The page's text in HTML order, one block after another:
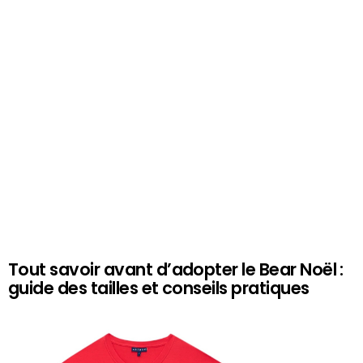
Tout savoir avant d’adopter le Bear Noël :
guide des tailles et conseils pratiques